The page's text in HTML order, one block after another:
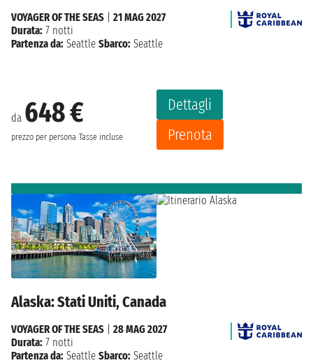
da 648 €
prezzo per persona Tasse incluse
Dettagli
Prenota
VOYAGER OF THE SEAS
21 MAG 2027
Durata: 7 notti
Partenza da: Seattle Sbarco: Seattle
Alaska: Stati Uniti, Canada
VOYAGER OF THE SEAS
28 MAG 2027
Durata: 7 notti
Partenza da: Seattle Sbarco: Seattle